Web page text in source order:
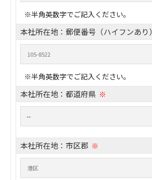
※半角英数字でご記入ください。
本社所在地：郵便番号（ハイフンあり）
※半角英数字でご記入ください。
本社所在地：都道府県 ※
本社所在地：市区郡 ※